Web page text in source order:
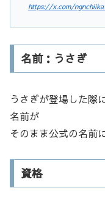
https://x.com/
名前：うさぎ
うさぎが登場した際
名前が
そのまま公式の名前
資格